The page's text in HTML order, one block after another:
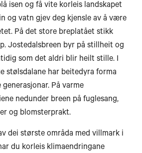
isen og få vite korleis landskapet
og vatn gjev deg kjensle av å være
På det store breplatået stikk
Jostedalsbreen byr på stillheit og
som det aldri blir heilt stille. I
stølsdalane har beitedyra forma
På varme
nedunder breen på fuglesang,
og blomsterprakt.
dei største områda med villmark i
du korleis klimaendringane